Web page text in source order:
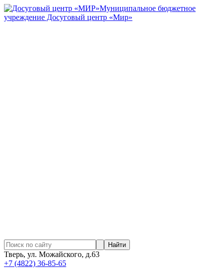
Муниципальное бюджетное
учреждение Досуговый центр «Мир»
Найти
Тверь, ул. Можайского, д.63
+7 (4822) 36-85-65